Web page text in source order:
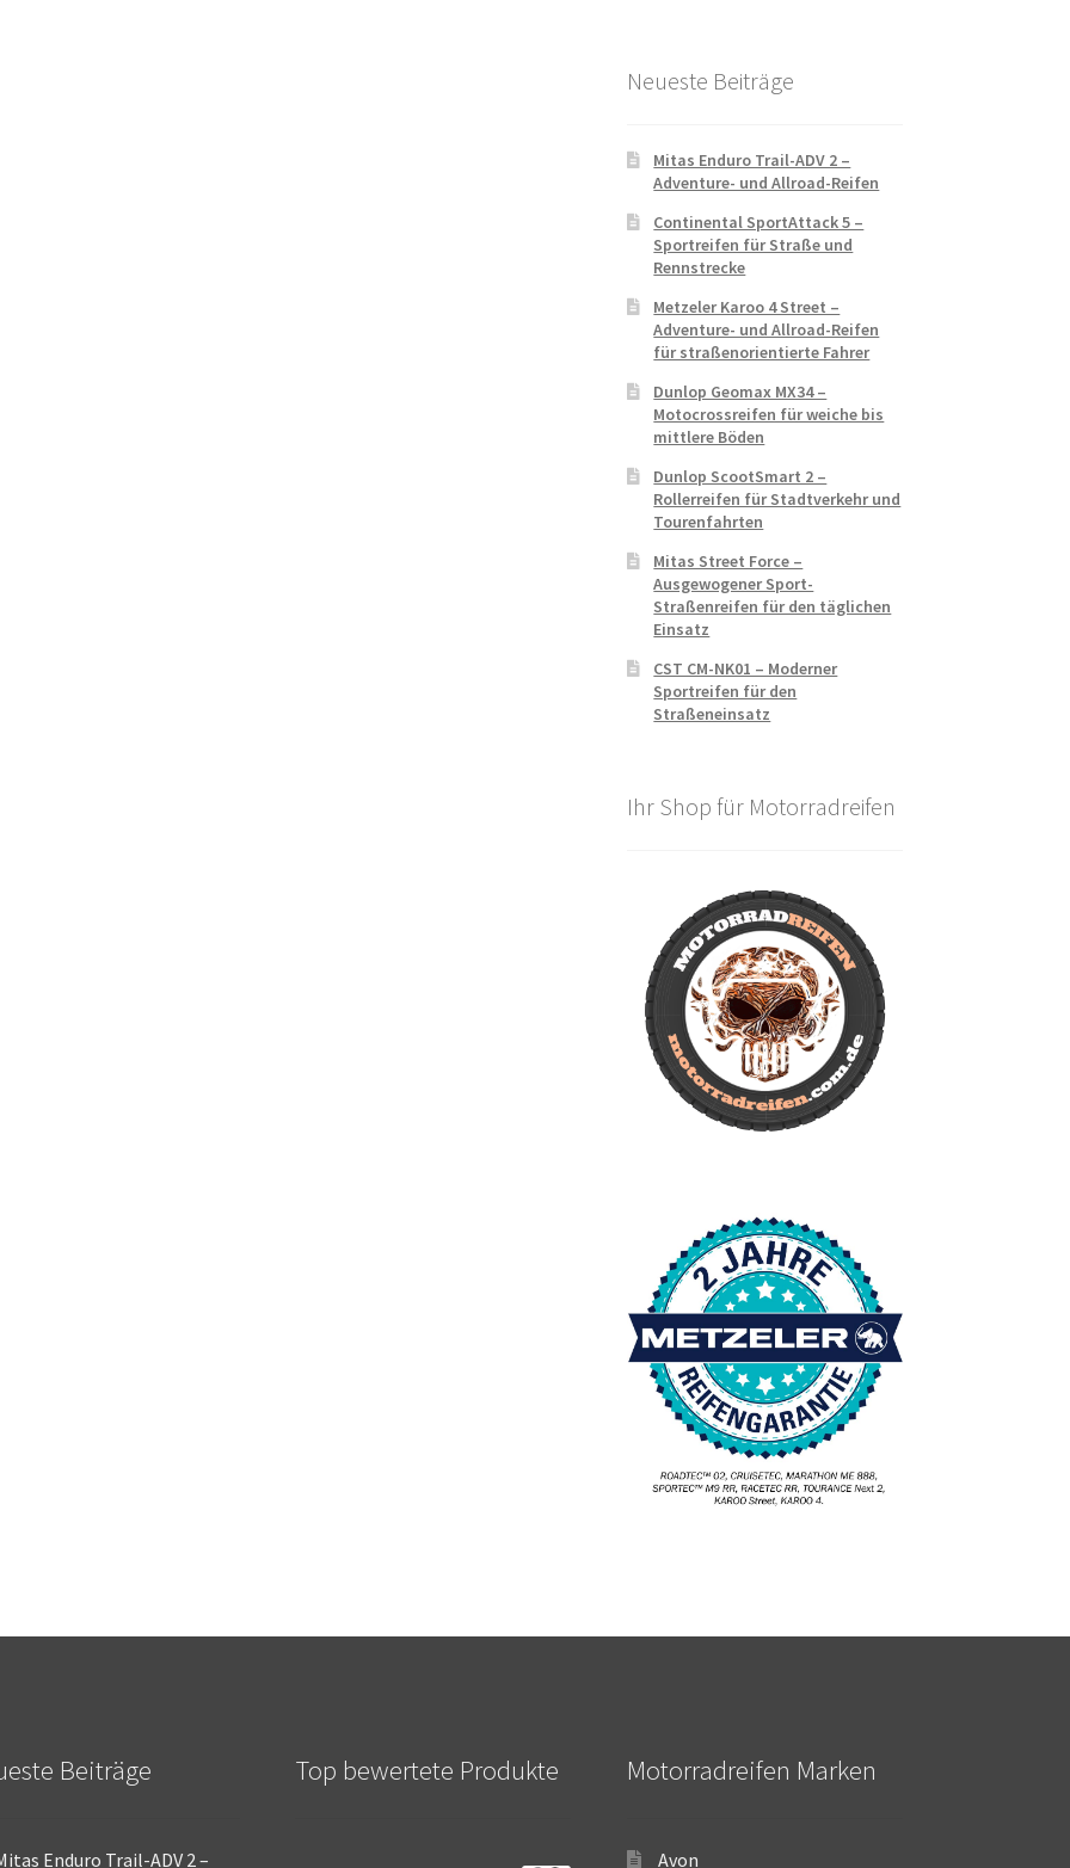
Neueste Beiträge
Mitas Enduro Trail-ADV 2 –
Adventure- und Allroad-Reifen
Continental SportAttack 5 –
Sportreifen für Straße und
Rennstrecke
Metzeler Karoo 4 Street –
Adventure- und Allroad-Reifen
für straßenorientierte Fahrer
Dunlop Geomax MX34 –
Motocrossreifen für weiche bis
mittlere Böden
Dunlop ScootSmart 2 –
Rollerreifen für Stadtverkehr und
Tourenfahrten
Mitas Street Force –
Ausgewogener Sport-
Straßenreifen für den täglichen
Einsatz
CST CM-NK01 – Moderner
Sportreifen für den
Straßeneinsatz
Ihr Shop für Motorradreifen
Beiträge
Enduro Trail-ADV 2 –
Top bewertete Produkte Motorradreifen Marken
Avon